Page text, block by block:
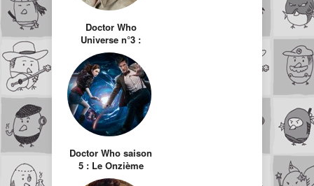
Doctor Who
Universe n°3 :
Sarah Jane
Adventures (2007)
Doctor Who saison
5 : Le Onzième
Docteur